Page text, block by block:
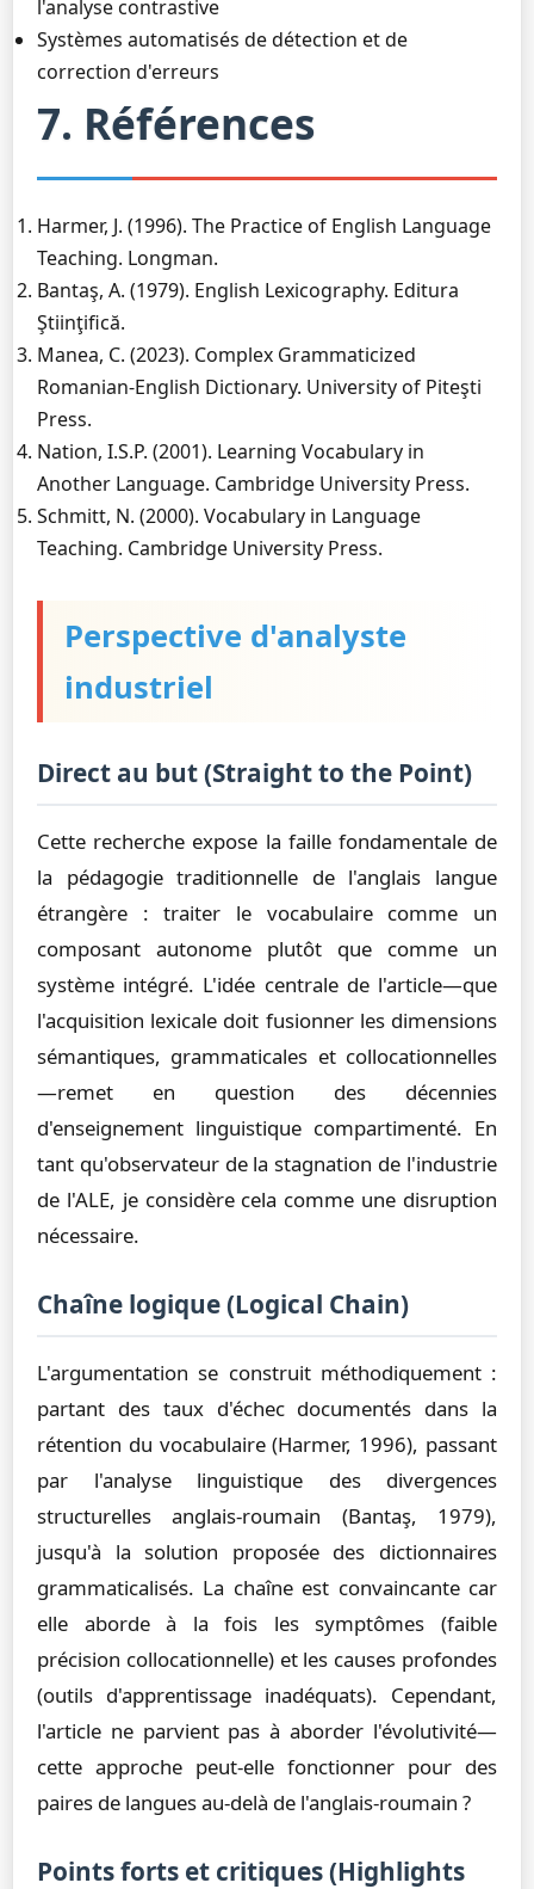
l'analyse contrastive
Systèmes automatisés de détection et de
correction d'erreurs
7. Références
Harmer, J. (1996). The Practice of English Language
Teaching. Longman.
Bantaş, A. (1979). English Lexicography. Editura
Ştiinţifică.
Manea, C. (2023). Complex Grammaticized
Romanian-English Dictionary. University of Piteşti
Press.
Nation, I.S.P. (2001). Learning Vocabulary in
Another Language. Cambridge University Press.
Schmitt, N. (2000). Vocabulary in Language
Teaching. Cambridge University Press.
Perspective d'analyste
industriel
Direct au but (Straight to the Point)
Cette recherche expose la faille fondamentale de
la pédagogie traditionnelle de l'anglais langue
étrangère : traiter le vocabulaire comme un
composant autonome plutôt que comme un
système intégré. L'idée centrale de l'article—que
l'acquisition lexicale doit fusionner les dimensions
sémantiques, grammaticales et collocationnelles
—remet en question des décennies
d'enseignement linguistique compartimenté. En
tant qu'observateur de la stagnation de l'industrie
de l'ALE, je considère cela comme une disruption
nécessaire.
Chaîne logique (Logical Chain)
L'argumentation se construit méthodiquement :
partant des taux d'échec documentés dans la
rétention du vocabulaire (Harmer, 1996), passant
par l'analyse linguistique des divergences
structurelles anglais-roumain (Bantaş, 1979),
jusqu'à la solution proposée des dictionnaires
grammaticalisés. La chaîne est convaincante car
elle aborde à la fois les symptômes (faible
précision collocationnelle) et les causes profondes
(outils d'apprentissage inadéquats). Cependant,
l'article ne parvient pas à aborder l'évolutivité—
cette approche peut-elle fonctionner pour des
paires de langues au-delà de l'anglais-roumain ?
Points forts et critiques (Highlights